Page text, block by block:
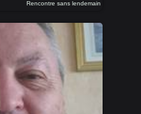
Rencontre sans lendemain